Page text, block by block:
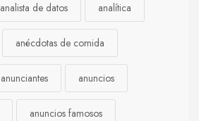
analista de datos analítica
anécdotas de comida
anunciantes anuncios
anuncios famosos